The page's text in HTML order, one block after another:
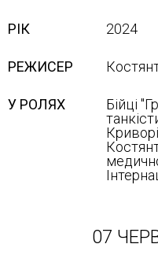
РІК 2024
РЕЖИСЕР
У РОЛЯХ
Бійці
07